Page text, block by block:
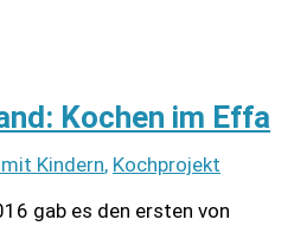
Kochen im Effa
mit Kindern, Kochprojekt
gab es den ersten von